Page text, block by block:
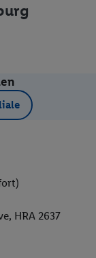
HRA 2637